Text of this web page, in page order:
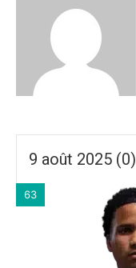
9 août 2025 (0)
63